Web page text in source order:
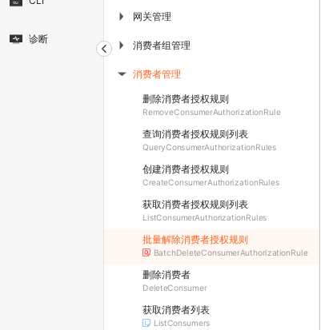
诊断
▶ 网关管理
▶ 消费者组管理
▶ 消费者管理
删除消费者授权规则
RemoveConsumerAuthorizationRule
查询消费者授权规则列表
QueryConsumerAuthorizationRules
创建消费者授权规则
CreateConsumerAuthorizationRules
获取消费者授权规则列表
ListConsumerAuthorizationRules
批量解除消费者授权规则
BatchDeleteConsumerAuthorizationRule
删除消费者
DeleteConsumer
获取消费者列表
ListConsumers